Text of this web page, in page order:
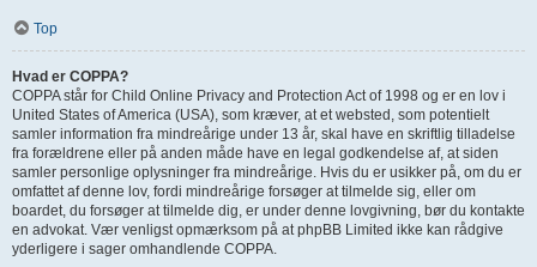
Top
Hvad er COPPA?
COPPA står for Child Online Privacy and Protection Act of 1998 og er en lov i
United States of America (USA), som kræver, at et websted, som potentielt
samler information fra mindreårige under 13 år, skal have en skriftlig tilladelse
fra forældrene eller på anden måde have en legal godkendelse af, at siden
samler personlige oplysninger fra mindreårige. Hvis du er usikker på, om du er
omfattet af denne lov, fordi mindreårige forsøger at tilmelde sig, eller om
boardet, du forsøger at tilmelde dig, er under denne lovgivning, bør du kontakte
en advokat. Vær venligst opmærksom på at phpBB Limited ikke kan rådgive
yderligere i sager omhandlende COPPA.